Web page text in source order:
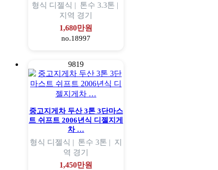
형식 디젤식 | 톤수 3.3톤 |
지역 경기
1,680만원
no.18997
9819
중고지게차 두산 3톤 3단마스
트 쉬프트 2006년식 디젤지게
차 …
형식 디젤식 | 톤수 3톤 | 지
역 경기
1,450만원